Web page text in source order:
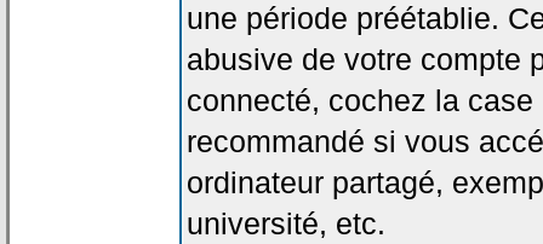
une période préétablie.
abusive de votre compte
connecté, cochez la
recommandé si vous
ordinateur partagé,
université, etc.